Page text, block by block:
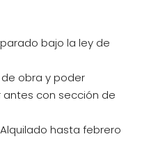
bajo la ley de
obra y poder
antes con sección de
hasta febrero